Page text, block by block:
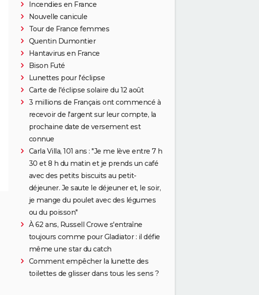
Normandie Nue -
Photo 5
Incendies en France
Nouvelle canicule
Tour de France femmes
Quentin Dumontier
Hantavirus en France
Bison Futé
Lunettes pour l'éclipse
Carte de l'éclipse solaire du 12 août
3 millions de Français ont commencé à
recevoir de l'argent sur leur compte, la
prochaine date de versement est
connue
Carla Villa, 101 ans : "Je me lève entre 7 h
30 et 8 h du matin et je prends un café
avec des petits biscuits au petit-
déjeuner. Je saute le déjeuner et, le soir,
je mange du poulet avec des légumes
ou du poisson"
À 62 ans, Russell Crowe s'entraîne
toujours comme pour Gladiator : il défie
même une star du catch
Comment empêcher la lunette des
toilettes de glisser dans tous les sens ?